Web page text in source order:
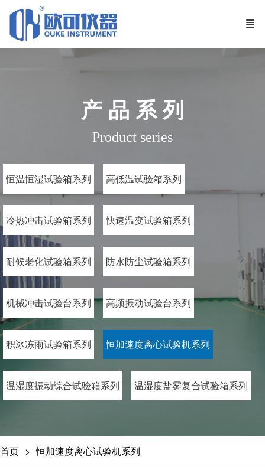
产 品 系 列
Product series
恒温恒湿试验箱系列 高低温试验箱系列
冷热冲击试验箱系列 快速温变试验箱系列
耐候老化试验箱系列 防水防尘试验箱系列
机械冲击试验台系列 高频振动试验台系列
积冰冻雨试验箱系列 恒加速度离心试验机系列
温湿度振动综合试验箱系列 温湿度盐雾复合试验箱系列
首页 恒加速度离心试验机系列